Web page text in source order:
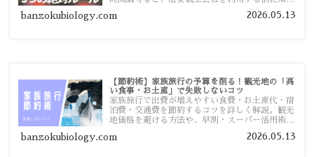
す。
banzokubiology.com 2026.05.13
【節約術】家族旅行の予算を削る！観光地の「高
い食事・お土産」で失敗しないコツ
家族旅行で出費が増えやすい食費・お土産代・宿
泊費・交通費を節約するコツを詳しく解説。観光
地価格を避ける方法や、早割・スーパー活用術、
banzokubiology.com 2026.05.13